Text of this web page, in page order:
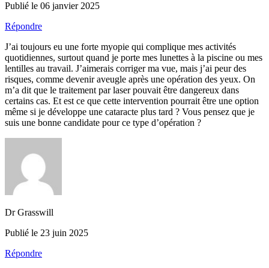
Publié le 06 janvier 2025
Répondre
J’ai toujours eu une forte myopie qui complique mes activités
quotidiennes, surtout quand je porte mes lunettes à la piscine ou mes
lentilles au travail. J’aimerais corriger ma vue, mais j’ai peur des
risques, comme devenir aveugle après une opération des yeux. On
m’a dit que le traitement par laser pouvait être dangereux dans
certains cas. Et est ce que cette intervention pourrait être une option
même si je développe une cataracte plus tard ? Vous pensez que je
suis une bonne candidate pour ce type d’opération ?
Dr Grasswill
Publié le 23 juin 2025
Répondre